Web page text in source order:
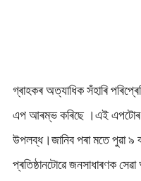
গ্ৰাহকৰ অত্যাধিক সঁহাৰি
এপ আৰম্ভ কৰিছে ।এই এপটোৰ
উপলব্ধ।জানিব পৰা মতে পুৱা ৯
প্ৰতিষ্ঠানটোৱে জনসাধাৰণক